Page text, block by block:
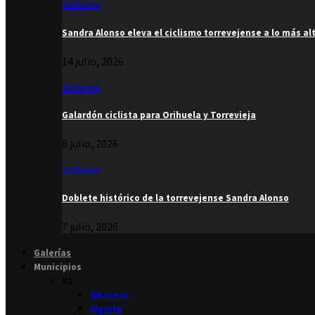
Ciclismo
Sandra Alonso eleva el ciclismo torrevejense a lo más
14 julio, 2026
Ciclismo
Galardón ciclista para Orihuela y Torrevieja
8 julio, 2026
Ciclismo
Doblete histórico de la torrevejense Sandra Alonso
7 julio, 2026
Galerías
Municipios
Albatera
Algorfa